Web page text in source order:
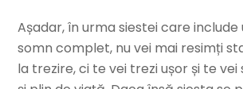
Așadar, în urma siestei care include
somn complet, nu vei mai resimți
la trezire, ci te vei trezi ușor și te